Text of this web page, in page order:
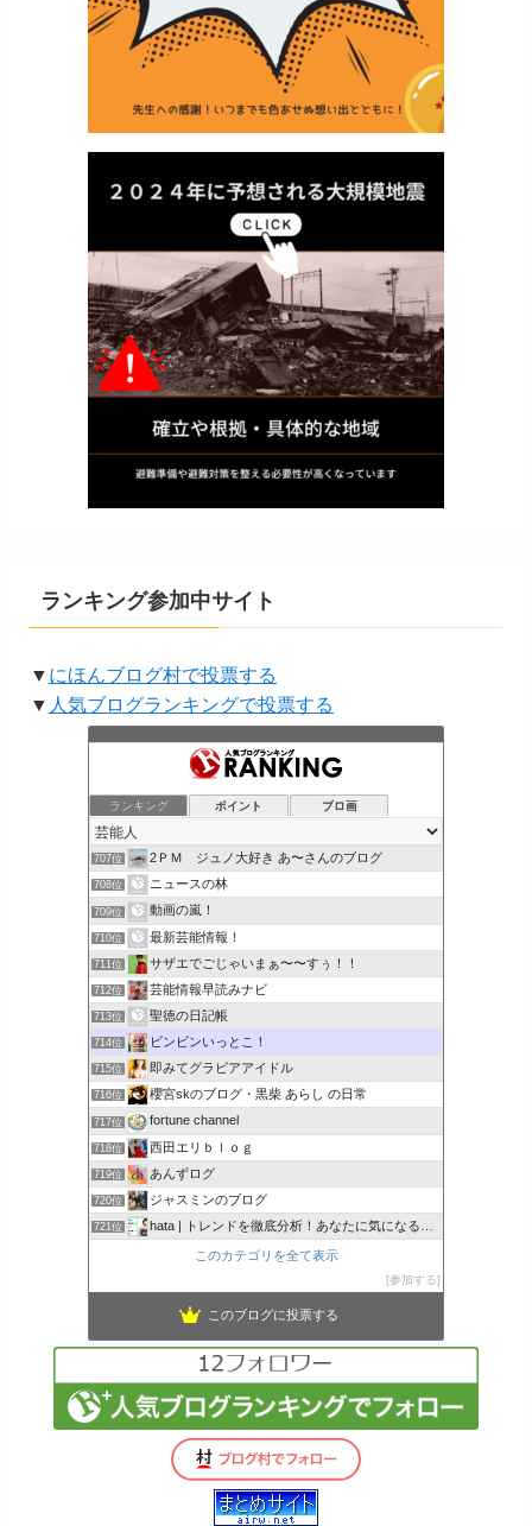
ランキング参加中サイト
▼ にほんブログ村で投票する
▼ 人気ブログランキングで投票する
ランキング ポイント ブロ画
707位 2ＰＭ ジュノ大好き あ〜さんのブログ
708位 ニュースの林
709位 動画の嵐！
710位 最新芸能情報！
711位 サザエでごじゃいまぁ〜〜すぅ！！
712位 芸能情報早読みナビ
713位 聖徳の日記帳
714位 ビンビンいっとこ！
715位 即みてグラビアアイドル
716位 櫻宮skのブログ・黒柴 あらし の日常
717位 fortune channel
718位 西田エリｂｌｏｇ
719位 あんずログ
720位 ジャスミンのブログ
721位 hata | トレンドを徹底分析！あなたに気になるここで解決
このカテゴリを全て表示
参加する
このブログに投票する